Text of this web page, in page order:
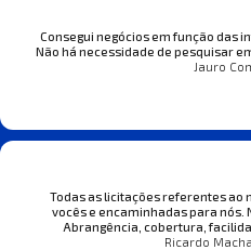
Consegui negócios em função das
Não há necessidade de pesquisar
Jauro
Todas as licitações referentes ao
vocês e encaminhadas para nós.
Abrangência, cobertura,
Ricardo